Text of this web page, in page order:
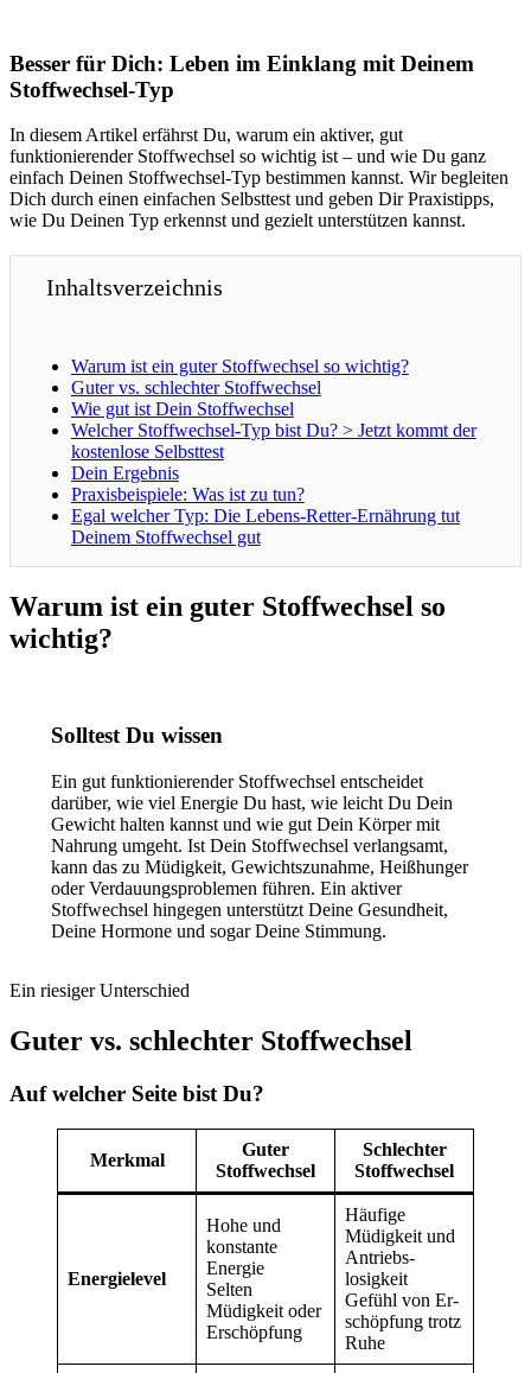
Besser für Dich: Leben im Einklang mit Deinem
Stoffwechsel-Typ
In diesem Artikel erfährst Du, warum ein aktiver, gut
funktionierender Stoffwechsel so wichtig ist – und wie Du ganz
einfach Deinen Stoffwechsel-Typ bestimmen kannst. Wir begleiten
Dich durch einen einfachen Selbsttest und geben Dir Praxistipps,
wie Du Deinen Typ erkennst und gezielt unterstützen kannst.
Inhaltsverzeichnis
Warum ist ein guter Stoffwechsel so wichtig?
Guter vs. schlechter Stoffwechsel
Wie gut ist Dein Stoffwechsel
Welcher Stoffwechsel-Typ bist Du? > Jetzt kommt der
kostenlose Selbsttest
Dein Ergebnis
Praxisbeispiele: Was ist zu tun?
Egal welcher Typ: Die Lebens-Retter-Ernährung tut
Deinem Stoffwechsel gut
Warum ist ein guter Stoffwechsel so
wichtig?
Solltest Du wissen
Ein gut funktionierender Stoffwechsel entscheidet
darüber, wie viel Energie Du hast, wie leicht Du Dein
Gewicht halten kannst und wie gut Dein Körper mit
Nahrung umgeht. Ist Dein Stoffwechsel verlangsamt,
kann das zu Müdigkeit, Gewichtszunahme, Heißhunger
oder Verdauungsproblemen führen. Ein aktiver
Stoffwechsel hingegen unterstützt Deine Gesundheit,
Deine Hormone und sogar Deine Stimmung.
Ein riesiger Unterschied
Guter vs. schlechter Stoffwechsel
Auf welcher Seite bist Du?
Merkmal
Guter
Stoffwechsel
Schlechter
Stoffwechsel
Energielevel
Hohe und
konstante
Energie
Selten
Müdigkeit oder
Erschöpfung
Häufige
Müdigkeit und
Antriebs­
losigkeit
Gefühl von Er­
schöpfung trotz
Ruhe